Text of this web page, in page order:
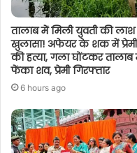
तालाब में मिली युवती की
खुलासा! अफेयर के शक में
की हत्या, गला घोंटकर तालाब
फेंका शव, प्रेमी गिरफ्तार
6 hours ago